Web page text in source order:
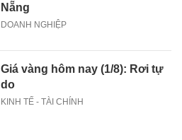
Nẵng
DOANH NGHIỆP
Giá vàng hôm nay (1/8): Rơi tự
do
KINH TẾ - TÀI CHÍNH